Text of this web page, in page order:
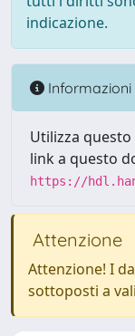
indicazione.
Informazioni
Utilizza
link a questo
https://
Attenzione
Attenzione! I
sottoposti a